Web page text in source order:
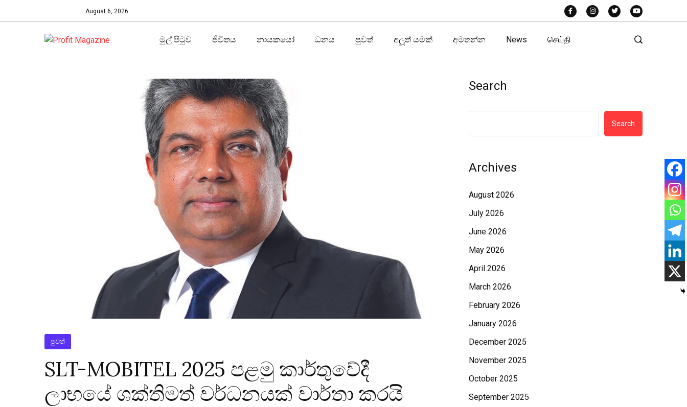
August 6, 2026
මුල් පිටුව ජීවිතය නායකයෝ ධනය පුවත් අලූත් යමක් අමතන්න News செய்தி
පුවත්
SLT-MOBITEL 2025 පළමු කාර්තුවේදී
ලාභයේ ශක්තිමත් වර්ධනයක් වාර්තා කරයි
Search
Search
Archives
August 2026
July 2026
June 2026
May 2026
April 2026
March 2026
February 2026
January 2026
December 2025
November 2025
October 2025
September 2025